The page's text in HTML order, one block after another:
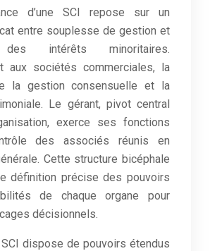
d’une SCI repose sur un
entre souplesse de gestion et
des intérêts minoritaires.
aux sociétés commerciales, la
la gestion consensuelle et la
Le gérant, pivot central
exerce ses fonctions
des associés réunis en
Cette structure bicéphale
définition précise des pouvoirs
de chaque organe pour
décisionnels.
dispose de pouvoirs étendus